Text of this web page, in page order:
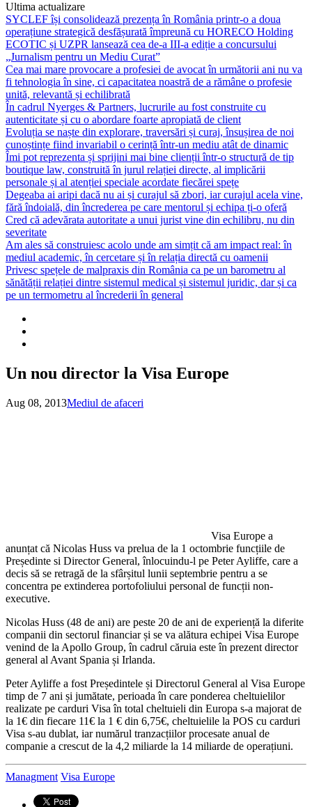
Ultima actualizare
SYCLEF își consolidează prezența în România printr-o a doua
operațiune strategică desfășurată împreună cu HORECO Holding
ECOTIC și UZPR lansează cea de-a III-a ediție a concursului
„Jurnalism pentru un Mediu Curat”
Cea mai mare provocare a profesiei de avocat în următorii ani nu va
fi tehnologia în sine, ci capacitatea noastră de a rămâne o profesie
unită, relevantă și echilibrată
În cadrul Nyerges & Partners, lucrurile au fost construite cu
autenticitate și cu o abordare foarte apropiată de client
Evoluția se naște din explorare, traversări și curaj, însușirea de noi
cunoștințe fiind invariabil o cerință într-un mediu atât de dinamic
Îmi pot reprezenta și sprijini mai bine clienții într-o structură de tip
boutique law, construită în jurul relației directe, al implicării
personale și al atenției speciale acordate fiecărei spețe
Degeaba ai aripi dacă nu ai și curajul să zbori, iar curajul acela vine,
fără îndoială, din încrederea pe care mentorul și echipa ți-o oferă
Cred că adevărata autoritate a unui jurist vine din echilibru, nu din
severitate
Am ales să construiesc acolo unde am simțit că am impact real: în
mediul academic, în cercetare și în relația directă cu oamenii
Privesc spețele de malpraxis din România ca pe un barometru al
sănătății relației dintre sistemul medical și sistemul juridic, dar și ca
pe un termometru al încrederii în general
Un nou director la Visa Europe
Aug 08, 2013Mediul de afaceri
Visa Europe a
anunțat că Nicolas Huss va prelua de la 1 octombrie funcțiile de
Președinte si Director General, înlocuindu-l pe Peter Ayliffe, care a
decis să se retragă de la sfârșitul lunii septembrie pentru a se
concentra pe extinderea portofoliului personal de funcții non-
executive.
Nicolas Huss (48 de ani) are peste 20 de ani de experiență la diferite
companii din sectorul financiar și se va alătura echipei Visa Europe
venind de la Apollo Group, în cadrul căruia este în prezent director
general al Avant Spania și Irlanda.
Peter Ayliffe a fost Președintele și Directorul General al Visa Europe
timp de 7 ani și jumătate, perioada în care ponderea cheltuielilor
realizate pe carduri Visa în total cheltuieli din Europa s-a majorat de
la 1€ din fiecare 11€ la 1 € din 6,75€, cheltuielile la POS cu carduri
Visa s-au dublat, iar numărul tranzacțiilor procesate anual de
companie a crescut de la 4,2 miliarde la 14 miliarde de operațiuni.
Managment Visa Europe